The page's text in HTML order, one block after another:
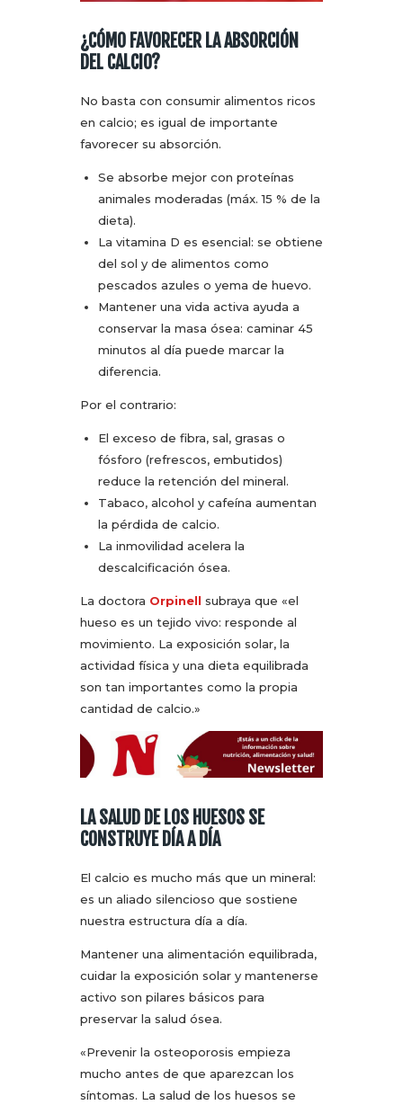
¿CÓMO FAVORECER LA ABSORCIÓN
DEL CALCIO?
No basta con consumir alimentos ricos
en calcio; es igual de importante
favorecer su absorción.
Se absorbe mejor con proteínas
animales moderadas (máx. 15 % de la
dieta).
La vitamina D es esencial: se obtiene
del sol y de alimentos como
pescados azules o yema de huevo.
Mantener una vida activa ayuda a
conservar la masa ósea: caminar 45
minutos al día puede marcar la
diferencia.
Por el contrario:
El exceso de fibra, sal, grasas o
fósforo (refrescos, embutidos)
reduce la retención del mineral.
Tabaco, alcohol y cafeína aumentan
la pérdida de calcio.
La inmovilidad acelera la
descalcificación ósea.
La doctora Orpinell subraya que «el
hueso es un tejido vivo: responde al
movimiento. La exposición solar, la
actividad física y una dieta equilibrada
son tan importantes como la propia
cantidad de calcio.»
LA SALUD DE LOS HUESOS SE
CONSTRUYE DÍA A DÍA
El calcio es mucho más que un mineral:
es un aliado silencioso que sostiene
nuestra estructura día a día.
Mantener una alimentación equilibrada,
cuidar la exposición solar y mantenerse
activo son pilares básicos para
preservar la salud ósea.
«Prevenir la osteoporosis empieza
mucho antes de que aparezcan los
síntomas. La salud de los huesos se